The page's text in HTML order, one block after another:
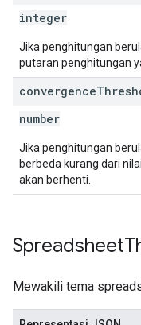
integer
Jika penghitungan
putaran penghitungan
convergence
number
Jika penghitungan
berbeda kurang dari
akan berhenti.
Spreadsheet
Mewakili tema